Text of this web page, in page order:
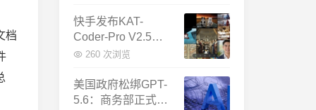
档
球AI合作新中心
快手发布KAT-
Coder-Pro V2.5：
首个能端到端跑通
编程模型
260 次浏览
美国政府松绑GPT-
5.6：商务部正式放